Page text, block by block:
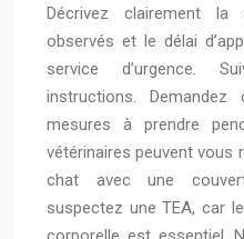
Décrivez clairement la
observés et le délai
service d’urgence.
instructions.
mesures à prendre
vétérinaires peuvent vous
chat avec une
suspectez une TEA, car